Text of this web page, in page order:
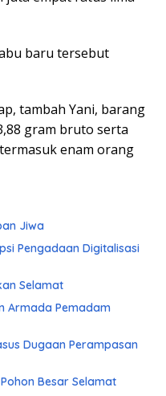
baru tersebut
tambah Yani, barang
gram bruto serta
enam orang
Jiwa
Pengadaan Digitalisasi
Selamat
Armada Pemadam
Dugaan Perampasan
Besar Selamat